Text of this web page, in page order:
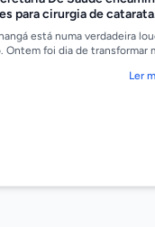
para cirurgia de
está numa verdadeira
Ontem foi dia de transformar
Ler